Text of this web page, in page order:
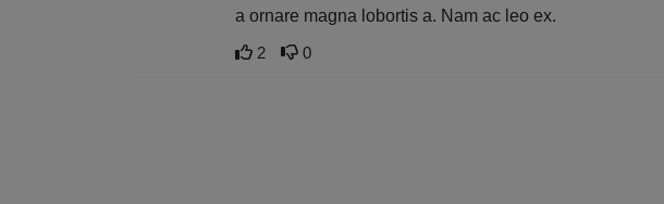
a ornare magna lobortis a. Nam ac leo ex.
2
0